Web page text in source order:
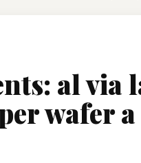
al via
wafer